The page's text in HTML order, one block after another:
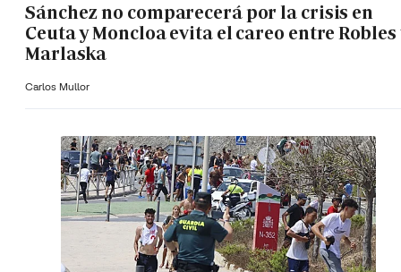
Sánchez no comparecerá por la crisis en
Ceuta y Moncloa evita el careo entre Robles
Marlaska
Carlos Mullor